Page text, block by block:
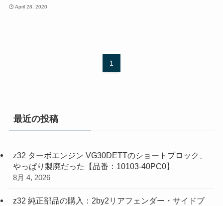
April 28, 2020
1
最近の投稿
z32 ターボエンジン VG30DETTのショートブロック、
やっぱり製廃だった【品番：10103-40PC0】
8月 4, 2026
z32 純正部品の購入：2by2リアフェンダー・サイドブ